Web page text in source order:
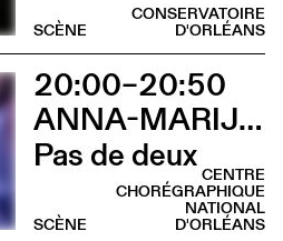
CONSERVATOIRE
D'ORLÉANS
SCÈNE
20:00–20:50
ANNA-MARIJA ADOMAITYTÉ
Pas de deux CENTRE
CHORÉGRAPHIQUE
NATIONAL
D'ORLÉANS
SCÈNE